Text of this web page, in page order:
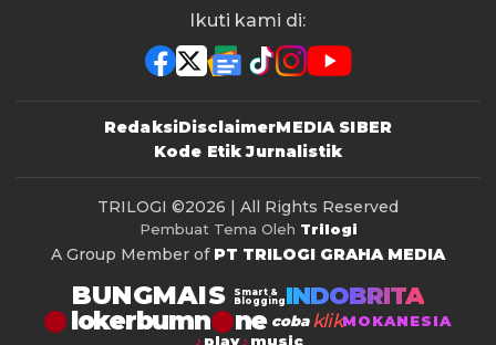
Ikuti kami di:
RedaksiDisclaimerMEDIA SIBER
Kode Etik Jurnalistik
TRILOGI ©2026 | All Rights Reserved
Pembuat Tema Oleh Trilogi
A Group Member of PT TRILOGI GRAHA MEDIA
BUNGMAIS
Smart &
Blogging INDOBRITA
lokerbumn coba klikMOKANESIA
play
music